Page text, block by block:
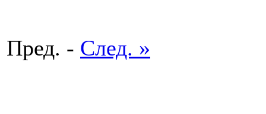
Пред. - След. »